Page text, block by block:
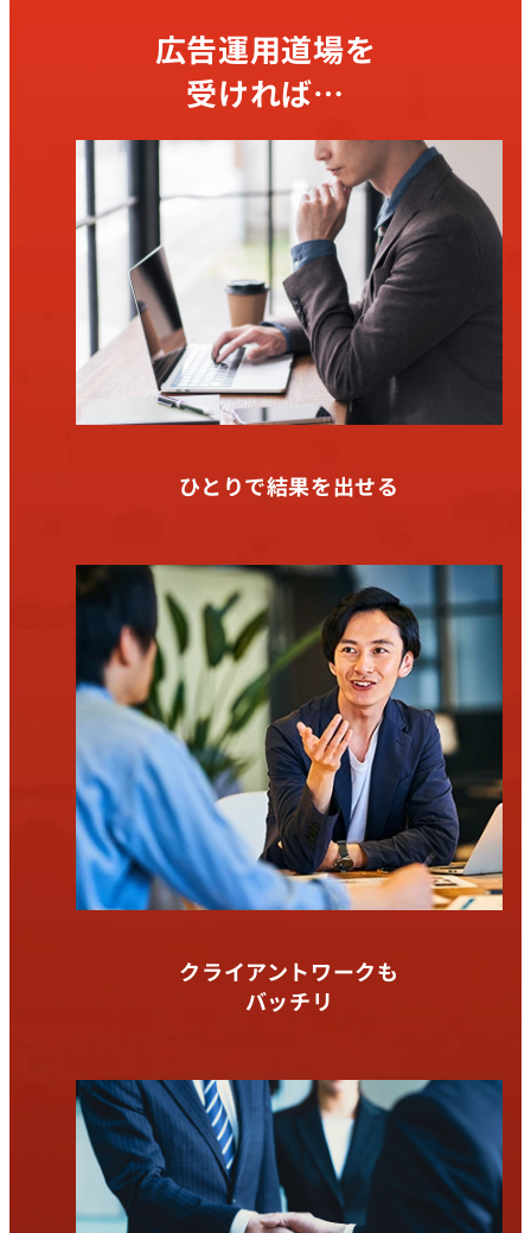
広告運用道場を
受ければ…
ひとりで結果を出せる
クライアントワークも
バッチリ